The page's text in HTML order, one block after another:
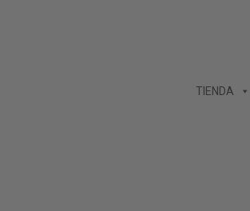
TIENDA